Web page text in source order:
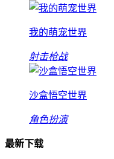
我的萌宠世界
射击枪战
沙盒悟空世界
角色扮演
最新下载